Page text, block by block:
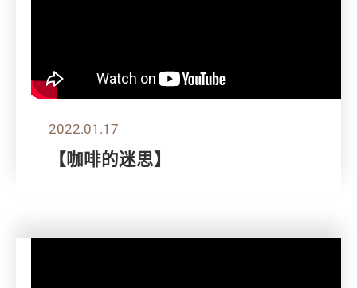
2022.01.17
【咖啡的迷思】